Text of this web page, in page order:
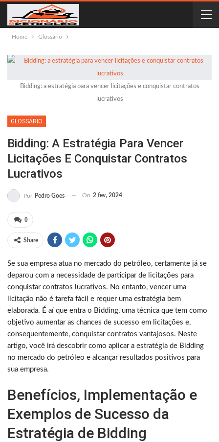
Home Glossário
Bidding: a estratégia para vencer licitações e conquistar contratos
lucrativos
GLOSSÁRIO
Bidding: A Estratégia Para Vencer
Licitações E Conquistar Contratos
Lucrativos
Por Pedro Goes On 2 fev, 2024
0
Share
Se sua empresa atua no mercado do petróleo, certamente já se
deparou com a necessidade de participar de licitações para
conquistar contratos lucrativos. No entanto, vencer uma
licitação não é tarefa fácil e requer uma estratégia bem
elaborada. É aí que entra o Bidding, uma técnica que tem como
objetivo aumentar as chances de sucesso em licitações e,
consequentemente, conquistar contratos vantajosos. Neste
artigo, você irá descobrir como aplicar a estratégia de Bidding
no mercado do petróleo e alcançar resultados positivos para
sua empresa.
Benefícios, Implementação e
Exemplos de Sucesso da
Estratégia de Bidding